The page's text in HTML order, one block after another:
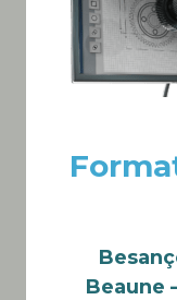
Beaune